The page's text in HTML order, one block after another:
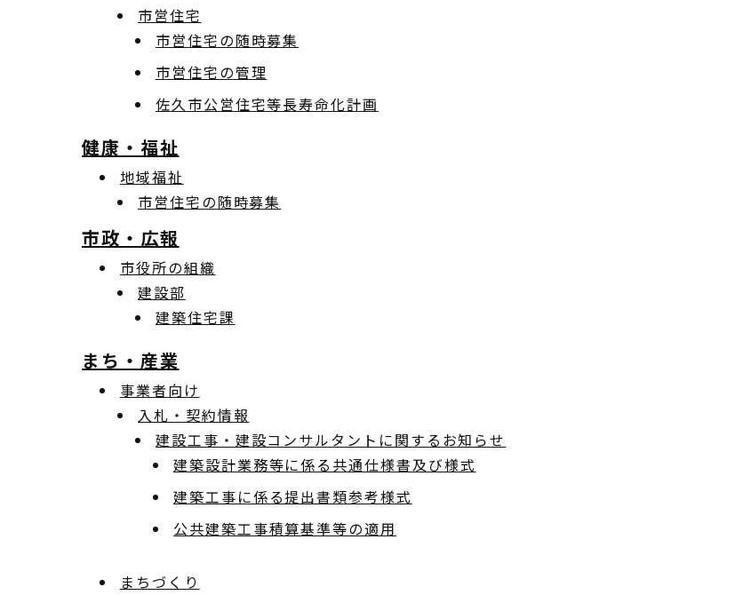
市営住宅
市営住宅の随時募集
市営住宅の管理
佐久市公営住宅等長寿命化計画
健康・福祉
地域福祉
市営住宅の随時募集
市政・広報
市役所の組織
建設部
建築住宅課
まち・産業
事業者向け
入札・契約情報
建設工事・建設コンサルタントに関するお知らせ
建築設計業務等に係る共通仕様書及び様式
建築工事に係る提出書類参考様式
公共建築工事積算基準等の適用
まちづくり